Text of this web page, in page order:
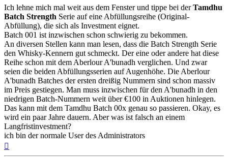
Ich lehne mich mal weit aus dem Fenster und tippe bei derTamdhu
Batch Strength Serie auf eine Abfüllungsreihe (Original-
Abfüllung), die sich als Investment eignet.
Batch 001 ist inzwischen schon schwierig zu bekommen.
An diversen Stellen kann man lesen, dass die Batch Strength Serie
den Whisky-Kennern gut schmeckt. Der eine oder andere hat diese
Reihe schon mit dem Aberlour A'bunadh verglichen. Und zwar
seien die beiden Abfüllungsserien auf Augenhöhe. Die Aberlour
A'bunadh Batches der ersten dreißig Nummern sind schon massiv
im Preis gestiegen. Man muss inzwischen für den A'bunadh in den
niedrigen Batch-Nummern weit über €100 in Auktionen hinlegen.
Das kann mit dem Tamdhu Batch 00x genau so passieren. Okay, es
wird ein paar Jahre dauern. Aber was ist falsch an einem
Langfristinvestment?
ich bin der normale User des Administrators